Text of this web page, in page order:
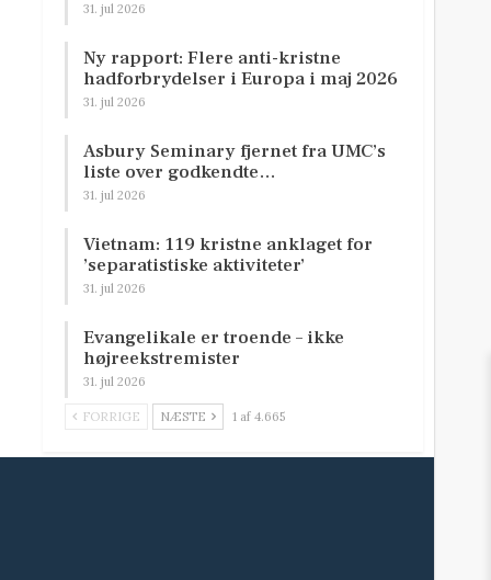
31. jul 2026
Ny rapport: Flere anti-kristne
hadforbrydelser i Europa i maj 2026
31. jul 2026
Asbury Seminary fjernet fra UMC’s
liste over godkendte…
31. jul 2026
Vietnam: 119 kristne anklaget for
’separatistiske aktiviteter’
31. jul 2026
Evangelikale er troende – ikke
højreekstremister
31. jul 2026
FORRIGE NÆSTE 1 af 4.665